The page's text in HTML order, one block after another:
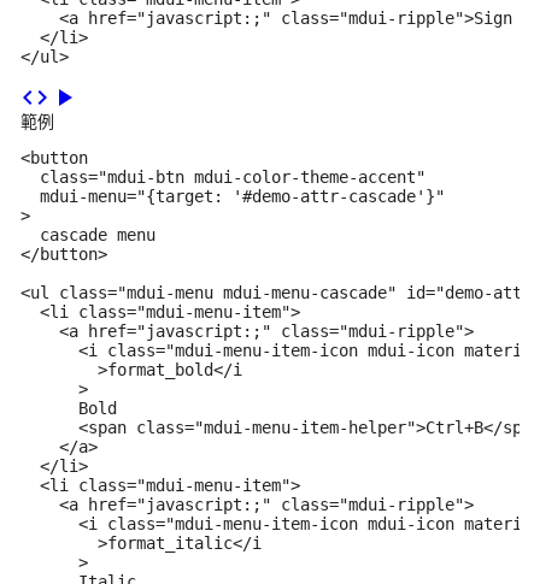
<a href="javascript:;" class="mdui-ripple">Sign
  </li>
</ul>
code play_arrow
範例
<button
  class="mdui-btn mdui-color-theme-accent"
  mdui-menu="{target: '#demo-attr-cascade'}"
>
  cascade menu
</button>
<ul class="mdui-menu mdui-menu-cascade" id="demo-
  <li class="mdui-menu-item">
    <a href="javascript:;" class="mdui-ripple">
<i class="mdui-menu-item-icon mdui-icon
        >format_bold</i
      >
      Bold
<span class="mdui-menu-item-helper">Ctrl+B</
    </a>
  </li>
  <li class="mdui-menu-item">
    <a href="javascript:;" class="mdui-ripple">
<i class="mdui-menu-item-icon mdui-icon
        >format_italic</i
      >